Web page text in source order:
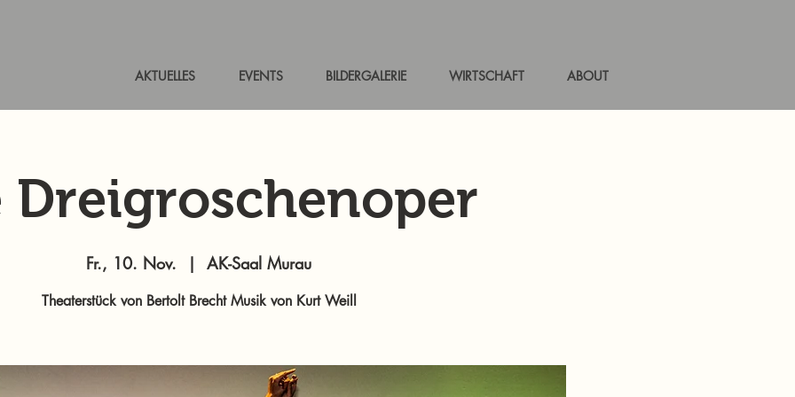
AKTUELLES EVENTS BILDERGALERIE WIRTSCHAFT ABOUT
Dreigroschenoper
Fr., 10. Nov.
  |
AK-Saal Murau